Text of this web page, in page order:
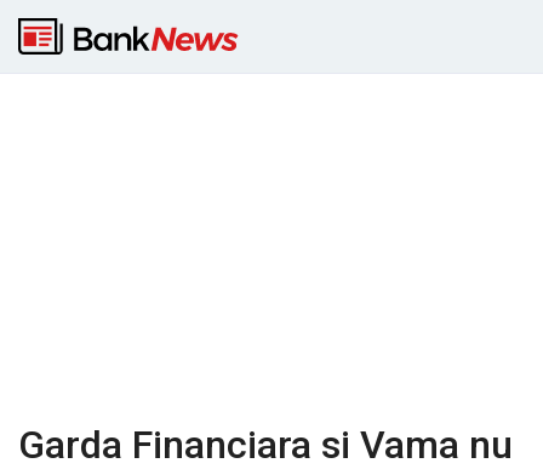
Garda Financiara si Vama nu